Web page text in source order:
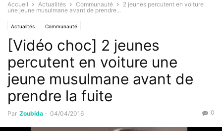
Accueil Actualités Communauté
2 jeunes percutent en voiture
une jeune musulmane avant de prendre...
Actualités Communauté
[Vidéo choc] 2 jeunes
percutent en voiture une
jeune musulmane avant de
prendre la fuite
Par Zoubida - 04/04/2016 0